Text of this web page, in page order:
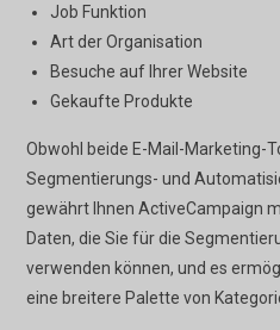
Job Funktion
Art der Organisation
Besuche auf Ihrer Website
Gekaufte Produkte
Obwohl beide E-Mail-Marketing-
Segmentierungs- und
gewährt Ihnen ActiveCampaign
Daten, die Sie für die
verwenden können, und es
eine breitere Palette von